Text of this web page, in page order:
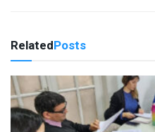
RelatedPosts